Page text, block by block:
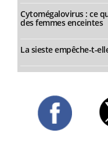
Cytomégalovirus : ce
des femmes enceintes
La sieste empêche-t-